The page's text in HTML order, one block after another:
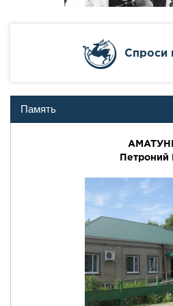
Cпроси
Память
Петроний